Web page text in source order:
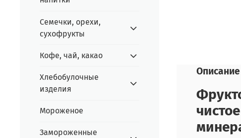
Описание
Семечки, орехи,
сухофрукты
Кофе, чай, какао
Хлебобулочные
изделия
Мороженое
Замороженные